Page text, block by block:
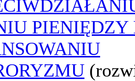
PIENIĘDZY